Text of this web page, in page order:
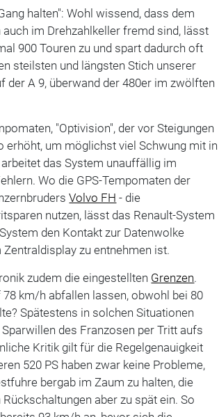
halten": Wohl wissend, dass dem
im Drehzahlkeller fremd sind, lässt
900 Touren zu und spart dadurch oft
steilsten und längsten Stich unserer
der A 9, überwand der 480er im zwölften
"Optivision", der vor Steigungen
um möglichst viel Schwung mit in
das System unauffällig im
Wo die GPS-Tempomaten der
Volvo FH - die
nutzen, lässt das Renault-System
den Kontakt zur Datenwolke
zu entnehmen ist.
zudem die eingestellten Grenzen.
km/h abfallen lassen, obwohl bei 80
Spätestens in solchen Situationen
des Franzosen per Tritt aufs
Kritik gilt für die Regelgenauigkeit
520 PS haben zwar keine Probleme,
bergab im Zaum zu halten, die
aber zu spät ein. So